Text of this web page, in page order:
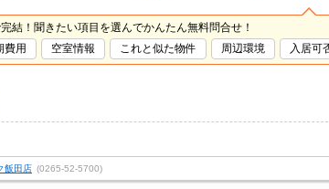
結！聞きたい項目を選んでかんたん無料問合せ！
費用
空室情報 これと似た物件 周辺環境 入居可
飯田店 (0265-52-5700)